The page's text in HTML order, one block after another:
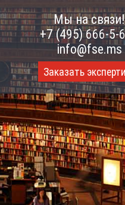
Мы на связи!
+7 (495) 666-5-
info@fse.ms
Заказать